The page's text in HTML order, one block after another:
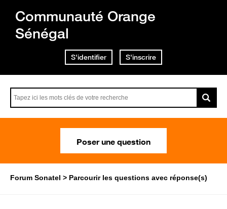
Communauté Orange
Sénégal
S'identifier S'inscrire
Poser une question
Forum Sonatel Parcourir les questions avec réponse(s)